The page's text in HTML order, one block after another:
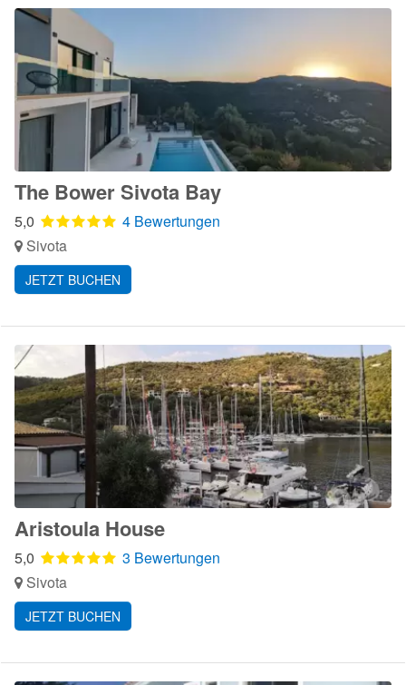
The Bower Sivota Bay
5,0
4 Bewertungen
Sivota
JETZT BUCHEN
Aristoula House
5,0
3 Bewertungen
Sivota
JETZT BUCHEN